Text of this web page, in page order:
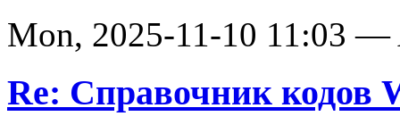
Mon, 2025-11-10 11:03 —
Re: Справочник кодов